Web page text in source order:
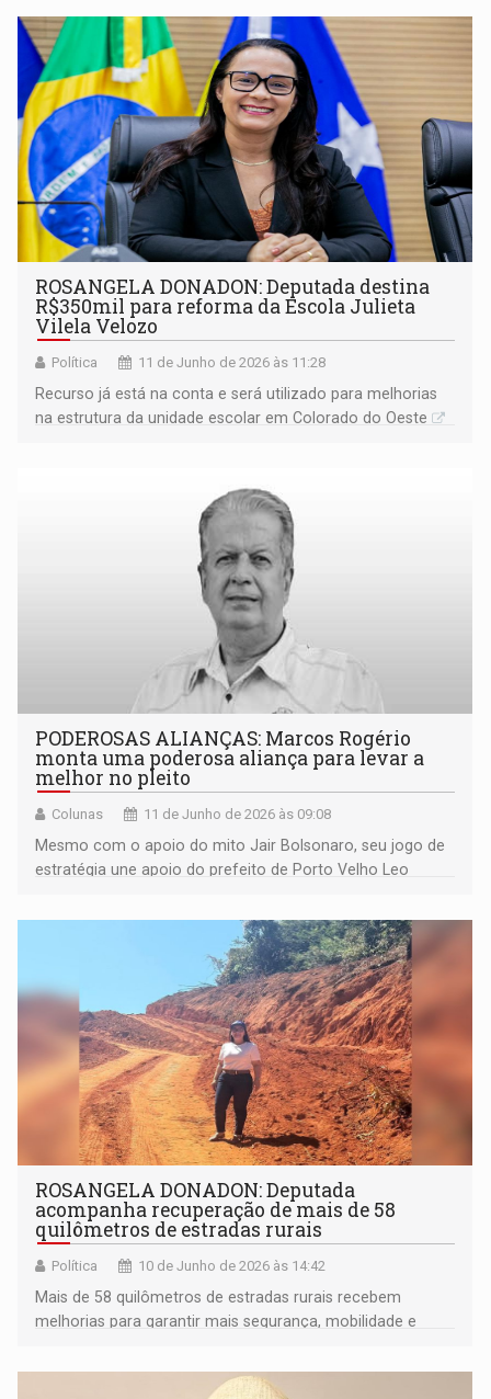
ROSANGELA DONADON: Deputada destina
R$350mil para reforma da Escola Julieta
Vilela Velozo
Política 11 de Junho de 2026 às 11:28
Recurso já está na conta e será utilizado para melhorias
na estrutura da unidade escolar em Colorado do Oeste
PODEROSAS ALIANÇAS: Marcos Rogério
monta uma poderosa aliança para levar a
melhor no pleito
Colunas 11 de Junho de 2026 às 09:08
Mesmo com o apoio do mito Jair Bolsonaro, seu jogo de
estratégia une apoio do prefeito de Porto Velho Leo
ROSANGELA DONADON: Deputada
acompanha recuperação de mais de 58
quilômetros de estradas rurais
Política 10 de Junho de 2026 às 14:42
Mais de 58 quilômetros de estradas rurais recebem
melhorias para garantir mais segurança, mobilidade e